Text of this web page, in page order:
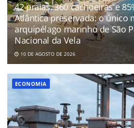
42 praias, 360 cachoeiras e
Atlântica preservada: o único
arquipélago marinho de São
Nacional da Vela
10 DE AGOSTO DE 2026
ECONOMIA